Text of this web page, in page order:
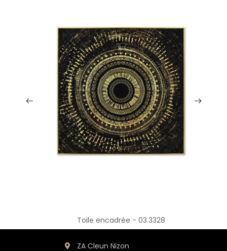
Toile encadrée - 03.3328
ZA Cleun Nizon